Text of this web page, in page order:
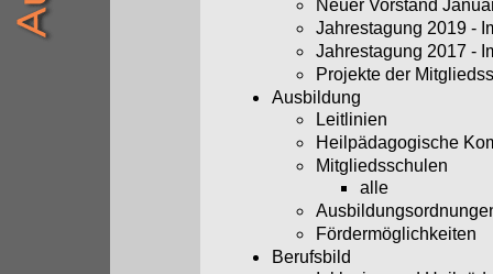
Neuer Vorstand
Jahrestagung 2019 -
Jahrestagung 2017 -
Projekte der
Ausbildung
Leitlinien
Heilpädagogische
Mitgliedsschulen
alle
Fördermöglichkeiten
Berufsbild